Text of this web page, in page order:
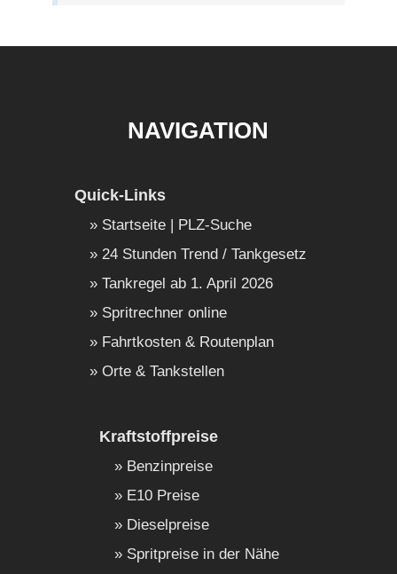
NAVIGATION
Quick-Links
Startseite | PLZ-Suche
24 Stunden Trend / Tankgesetz
Tankregel ab 1. April 2026
Spritrechner online
Fahrtkosten & Routenplan
Orte & Tankstellen
Kraftstoffpreise
Benzinpreise
E10 Preise
Dieselpreise
Spritpreise in der Nähe